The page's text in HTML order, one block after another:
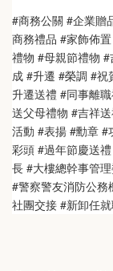
#商務公關 #企業贈
商務禮品 #家飾佈
禮物 #母親節禮物
成 #升遷 #榮調 #
升遷送禮 #同事離
送父母禮物 #吉祥
活動 #表揚 #勳章 #
彩頭 #過年節慶送
長 #大樓總幹事管
#警察警友消防公
社團交接 #新卸任